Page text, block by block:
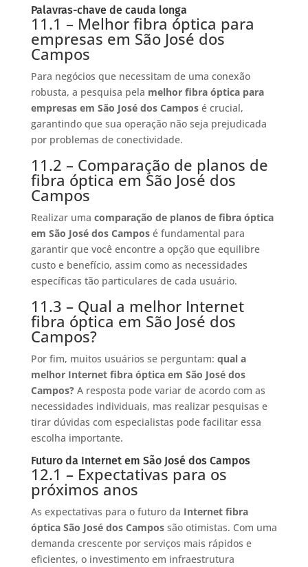
Palavras-chave de cauda longa
11.1 – Melhor fibra óptica para
empresas em São José dos
Campos
Para negócios que necessitam de uma conexão
robusta, a pesquisa pela melhor fibra óptica para
empresas em São José dos Camposé crucial,
garantindo que sua operação não seja prejudicada
por problemas de conectividade.
11.2 – Comparação de planos de
fibra óptica em São José dos
Campos
Realizar uma comparação de planos de fibra óptica
em São José dos Camposé fundamental para
garantir que você encontre a opção que equilibre
custo e benefício, assim como as necessidades
específicas tão particulares de cada usuário.
11.3 – Qual a melhor Internet
fibra óptica em São José dos
Campos?
Por fim, muitos usuários se perguntam: qual a
melhor Internet fibra óptica em São José dos
Campos?A resposta pode variar de acordo com as
necessidades individuais, mas realizar pesquisas e
tirar dúvidas com especialistas pode facilitar essa
escolha importante.
Futuro da Internet em São José dos Campos
12.1 – Expectativas para os
próximos anos
As expectativas para o futuro da Internet fibra
óptica São José dos Campossão otimistas. Com uma
demanda crescente por serviços mais rápidos e
eficientes, o investimento em infraestrutura